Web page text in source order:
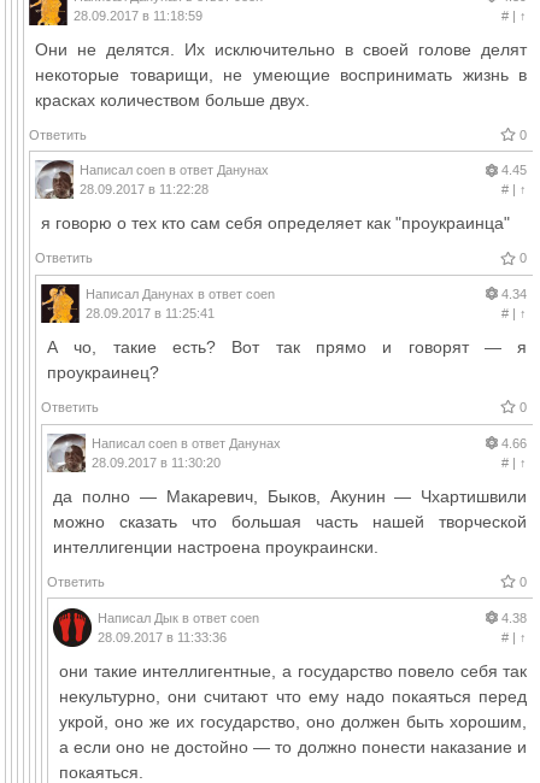
28.09.2017 в 11:18:59
#| ↑
Они не делятся. Их исключительно в своей голове делят
некоторые товарищи, не умеющие воспринимать жизнь в
красках количеством больше двух.
Ответить 0
Написал coen в ответ Данунах
28.09.2017 в 11:22:28
4.45
#| ↑
я говорю о тех кто сам себя определяет как "проукраинца"
Ответить 0
Написал Данунах в ответ coen
28.09.2017 в 11:25:41
4.34
#| ↑
А чо, такие есть? Вот так прямо и говорят — я
проукраинец?
Ответить 0
Написал coen в ответ Данунах
28.09.2017 в 11:30:20
4.66
#| ↑
да полно — Макаревич, Быков, Акунин — Чхартишвили
можно сказать что большая часть нашей творческой
интеллигенции настроена проукраински.
Ответить 0
Написал Дык в ответ coen
28.09.2017 в 11:33:36
4.38
#| ↑
они такие интеллигентные, а государство повело себя так
некультурно, они считают что ему надо покаяться перед
укрой, оно же их государство, оно должен быть хорошим,
а если оно не достойно — то должно понести наказание и
покаяться.